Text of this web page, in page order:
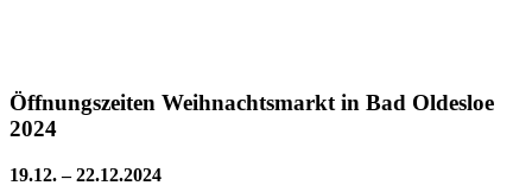
Öffnungszeiten Weihnachtsmarkt in Bad Oldesloe
2024
19.12. – 22.12.2024